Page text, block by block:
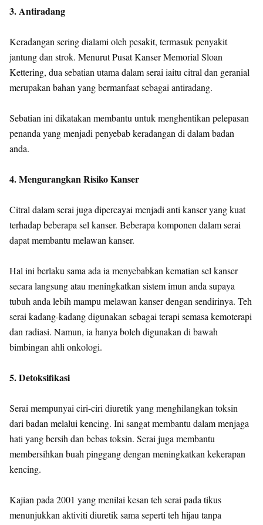
3. Antiradang
Keradangan sering dialami oleh pesakit, termasuk penyakit
jantung dan strok. Menurut Pusat Kanser Memorial Sloan
Kettering, dua sebatian utama dalam serai iaitu citral dan geranial
merupakan bahan yang bermanfaat sebagai antiradang.
Sebatian ini dikatakan membantu untuk menghentikan pelepasan
penanda yang menjadi penyebab keradangan di dalam badan
anda.
4. Mengurangkan Risiko Kanser
Citral dalam serai juga dipercayai menjadi anti kanser yang kuat
terhadap beberapa sel kanser. Beberapa komponen dalam serai
dapat membantu melawan kanser.
Hal ini berlaku sama ada ia menyebabkan kematian sel kanser
secara langsung atau meningkatkan sistem imun anda supaya
tubuh anda lebih mampu melawan kanser dengan sendirinya. Teh
serai kadang-kadang digunakan sebagai terapi semasa kemoterapi
dan radiasi. Namun, ia hanya boleh digunakan di bawah
bimbingan ahli onkologi.
5. Detoksifikasi
Serai mempunyai ciri-ciri diuretik yang menghilangkan toksin
dari badan melalui kencing. Ini sangat membantu dalam menjaga
hati yang bersih dan bebas toksin. Serai juga membantu
membersihkan buah pinggang dengan meningkatkan kekerapan
kencing.
Kajian pada 2001 yang menilai kesan teh serai pada tikus
menunjukkan aktiviti diuretik sama seperti teh hijau tanpa